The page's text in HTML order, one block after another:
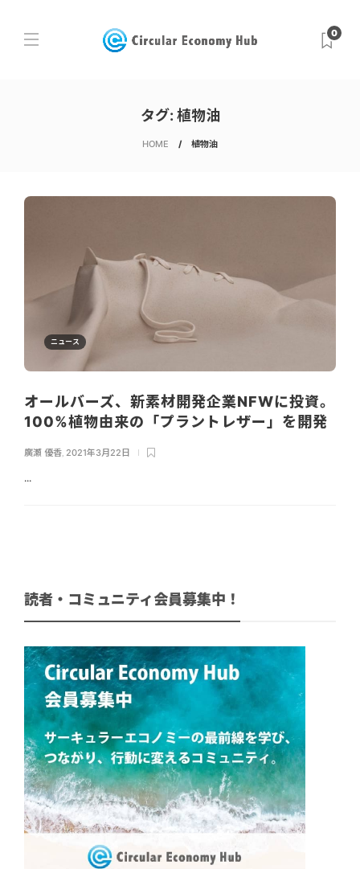
0
タグ: 植物油
HOME 植物油
ニュース
オールバーズ、新素材開発企業NFWに投資。
100%植物由来の「プラントレザー」を開発
廣瀬 優香, 2021年3月22日
...
読者・コミュニティ会員募集中！